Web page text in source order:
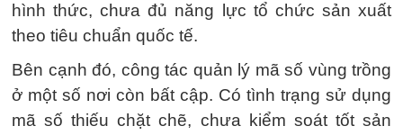
hình thức, chưa đủ năng lực tổ chức sản xuất
theo tiêu chuẩn quốc tế.
Bên cạnh đó, công tác quản lý mã số vùng trồng
ở một số nơi còn bất cập. Có tình trạng sử dụng
mã số thiếu chặt chẽ, chưa kiểm soát tốt sản